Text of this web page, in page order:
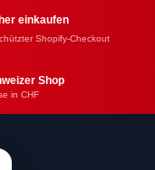
einkaufen
Shopify-Checkout
Shop
in CHF